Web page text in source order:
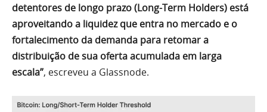
detentores de longo prazo (Long-Term Holders) está
aproveitando a liquidez que entra no mercado e o
fortalecimento da demanda para retomar a
distribuição de sua oferta acumulada em larga
escala”, escreveu a Glassnode.